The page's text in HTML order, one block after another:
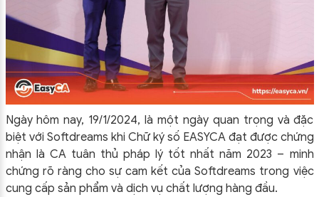
️Ngày hôm nay, 19/1/2024, là một ngày quan trọng và đặc
biệt với Softdreams khi Chữ ký số EASYCA đạt được chứng
nhận là CA tuân thủ pháp lý tốt nhất năm 2023 – minh
chứng rõ ràng cho sự cam kết của Softdreams trong việc
cung cấp sản phẩm và dịch vụ chất lượng hàng đầu.